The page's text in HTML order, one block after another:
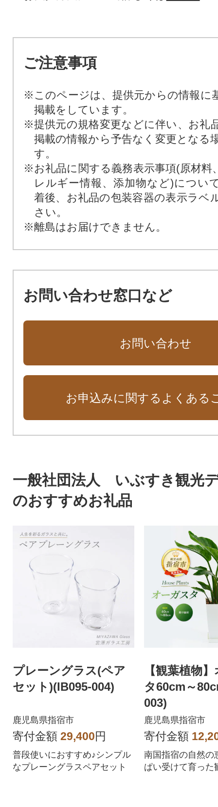
ご注意事項
※このページは、提供元からの情報に
掲載をしています。
※提供元の規格変更などに伴い、お礼
掲載の情報から予告なく変更となる
す。
※お礼品に関する義務表示事項(原材料
レルギー情報、添加物など)につい
着後、お礼品の包装容器の表示ラベ
さい。
※離島はお届けできません。
お問い合わせ窓口など
お問い合わせ
お申込みに関するよくある
一般社団法人 いぶすき観光
のおすすめお礼品
プレーングラス(ペア
セット)(IB095-004)
鹿児島県指宿市
寄付金額 29,400円
普段使いにおすすめ♪シンプル
なプレーングラスペアセット
【観葉植物
タ60cm～
003)
鹿児島県指宿市
寄付金額
南国指宿の自然の
ぱい受けて育った